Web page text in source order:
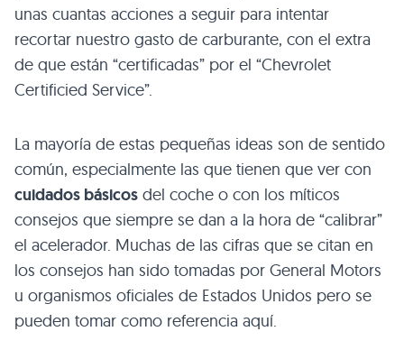
unas cuantas acciones a seguir para intentar
recortar nuestro gasto de carburante, con el extra
de que están “certificadas” por el “Chevrolet
Certificied Service”.
La mayoría de estas pequeñas ideas son de sentido
común, especialmente las que tienen que ver con
cuidados básicos del coche o con los míticos
consejos que siempre se dan a la hora de “calibrar”
el acelerador. Muchas de las cifras que se citan en
los consejos han sido tomadas por General Motors
u organismos oficiales de Estados Unidos pero se
pueden tomar como referencia aquí.